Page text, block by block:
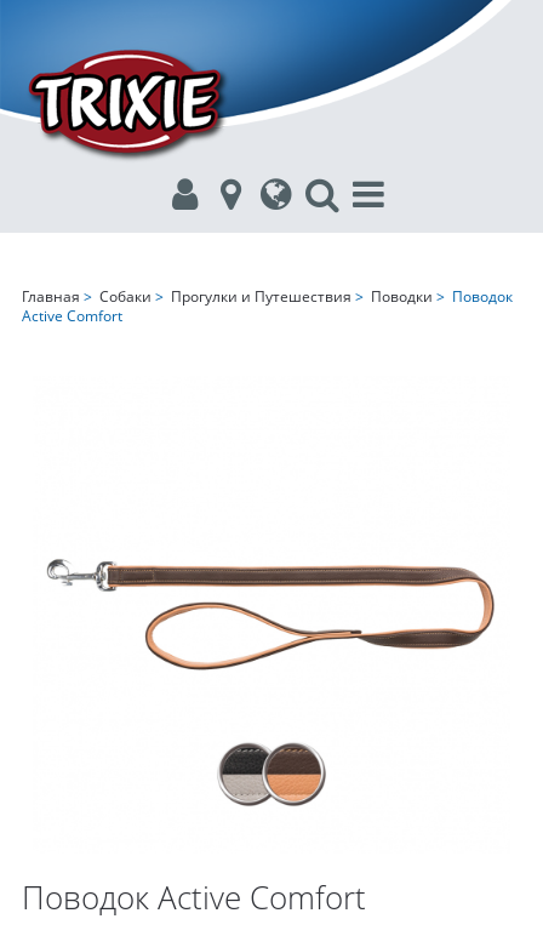
Главная > Собаки > Прогулки и Путешествия > Поводки > Поводок
Active Comfort
Поводок Active Comfort